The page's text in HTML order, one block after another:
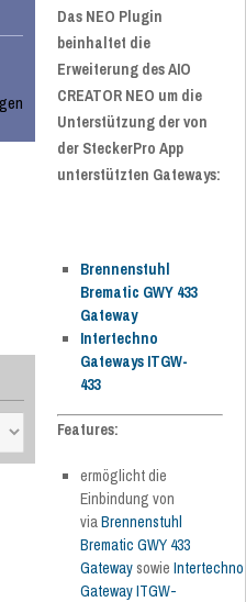
Das NEO Plugin
beinhaltet die
Erweiterung des AIO
CREATOR NEO um die
Unterstützung der von
der SteckerPro App
unterstützten Gateways:
Brennenstuhl
Brematic GWY 433
Gateway
Intertechno
Gateways ITGW-
433
Features:
ermöglicht die
Einbindung von
viaBrennenstuhl
Brematic GWY 433
Gateway sowie Intertechno
Gateway ITGW-